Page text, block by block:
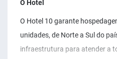
O Hotel
O Hotel 10 garante
unidades, de Norte a Sul do
infraestrutura para atender a